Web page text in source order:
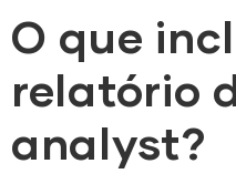
O que
relatório
analyst?